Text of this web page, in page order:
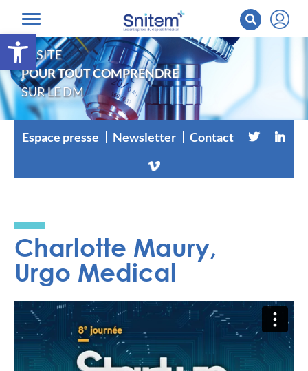
Ouvrir la barre d’outils
LE SITE
POUR TOUT COMPRENDRE
SUR LE DM
Espace presse Newsletter Contact
Charlotte Maury,
Urgo Medical